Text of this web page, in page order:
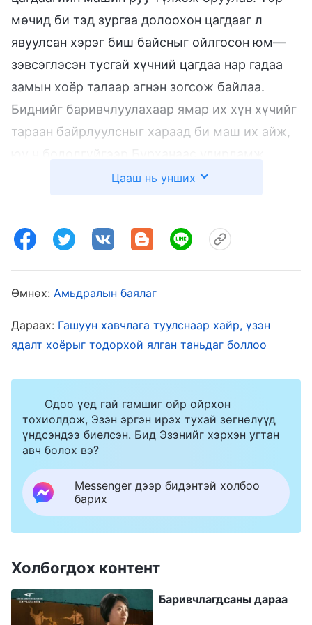
мөчид би тэд зургаа долоохон цагдааг л
явуулсан хэрэг биш байсныг ойлгосон юм—
зэвсэглэсэн тусгай хүчний цагдаа нар гадаа
замын хоёр талаар эгнэн зогсож байлаа.
Биднийг баривчлуулахаар ямар их хүн хүчийг
тараан байрлуулсныг хараад би маш их айж,
хамгаалалт гуйн залбирч эхэлсэн юм. Нэг их
бүх зүйл Миний зөвшөөрлөөр оршдог, Би
Тодорхой харж, Миний чамд өгсөн орчинд
ай, олон түмнийТөгс Хүчит Бурханчамтай
гарцаагүй хамт байна; Тэр та нарын ард
зогсдог, Тэр та нарын бамбай билээ” (Үг. I
Боть: Бурханы илрэлт ба ажил. Христийн эхэн
үеийн айлдварууд, 26-р бүлэг). “Тийм ээ!
Бурхан бол миний багана; би ямар ч төрлийн
нөхцөл байдалтай тулгарсан бай, бүх зүйлийг
Бүтээж, бүх зүйлийг захирдаг Бурхан үргэлж
миний дэргэд байдаг. Надад тулгарсан ямар ч
нөхцөл байдлыг ялж гарахад Бурхан намайг
бөгөөд Тэр л бүх зүйлийг захирч, зохион
байгуулдаг билээ” хэмээн би бодлоо. Эдгээр
Цааш нь унших
Өмнөх: Амьдралын баялаг
Дараах: Гашуун хавчлага туулснаар хайр, үзэн
ядалт хоёрыг тодорхой ялган таньдаг боллоо
Одоо үед гай гамшиг ойр ойрхон
тохиолдож, Эзэн эргэн ирэх тухай зөгнөлүүд
үндсэндээ биелсэн. Бид Эзэнийг хэрхэн угтан
авч болох вэ?
Messenger дээр бидэнтэй холбоо
барих
Холбогдох контент
Баривчлагдсаны дараа